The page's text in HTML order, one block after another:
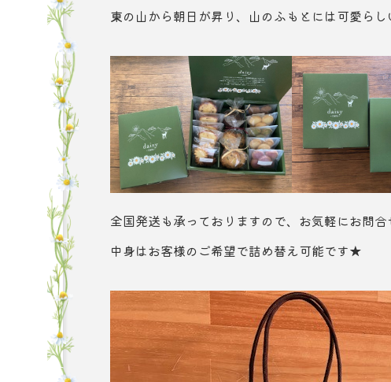
東の山から朝日が昇り、山のふもとには可愛ら
全国発送も承っておりますので、お気軽にお問合
中身はお客様のご希望で詰め替え可能です★